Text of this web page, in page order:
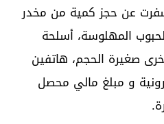
عن حجز كمية من مخدر
المهلوسة، أسلحة
صغيرة الحجم، هاتفين
الكترونية و مبلغ مالي محصل